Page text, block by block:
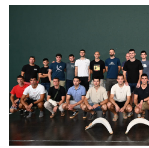
Babes zabala jaso du Ansak